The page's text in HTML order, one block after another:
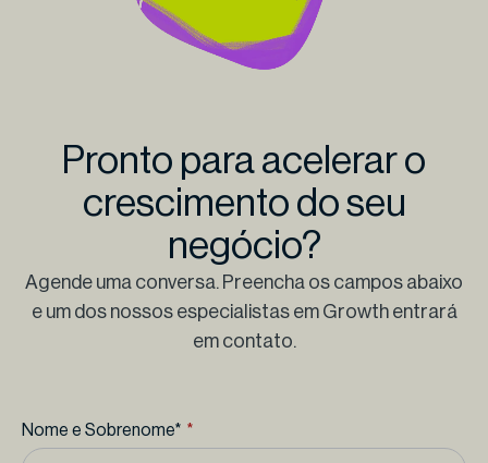
Pronto para acelerar o
crescimento do seu
negócio?
Agende uma conversa. Preencha os campos abaixo
e um dos nossos especialistas em Growth entrará
em contato.
Nome e Sobrenome* *